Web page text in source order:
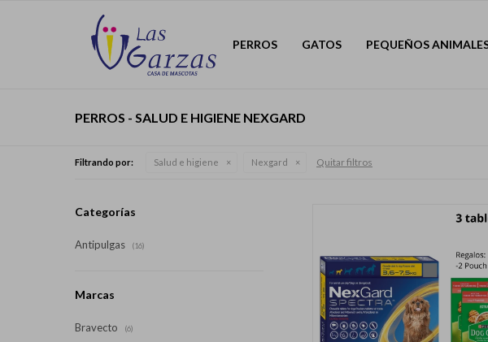
PERROS GATOS PEQUEÑOS
PERROS - SALUD E HIGIENE NEXGARD
Filtrando por: Salud e higiene Nexgard Quitar filtros
Categorías
Antipulgas (16)
Marcas
Bravecto (6)